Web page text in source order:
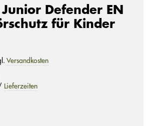
Junior Defender EN
für Kinder
Versandkosten
Lieferzeiten